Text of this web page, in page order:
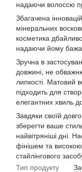
надаючи волоссю
Збагачена
мінеральних
косметика
надаючи йому
Зручна в
довжині, не
липкості. Матовий
підходить для
елегантних хвиль
Завдяки своїй
зберегти ваше
найвітряніші дні.
фінішем та високою
стайлінгового
Тип продукту